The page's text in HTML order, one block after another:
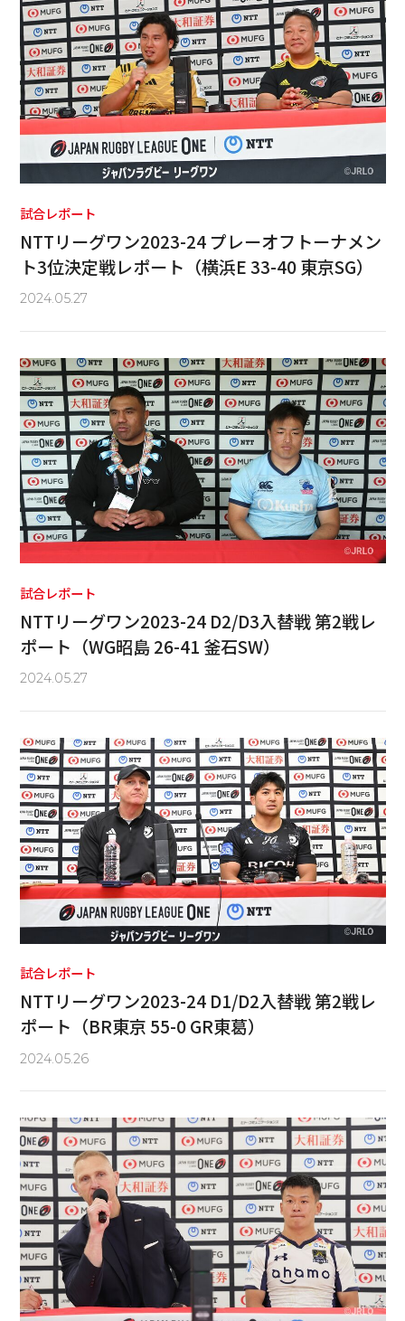
試合レポート
NTTリーグワン2023-24 プレーオフトーナメン
ト3位決定戦レポート（横浜E 33-40 東京SG）
2024.05.27
試合レポート
NTTリーグワン2023-24 D2/D3入替戦 第2戦レ
ポート（WG昭島 26-41 釜石SW）
2024.05.27
試合レポート
NTTリーグワン2023-24 D1/D2入替戦 第2戦レ
ポート（BR東京 55-0 GR東葛）
2024.05.26